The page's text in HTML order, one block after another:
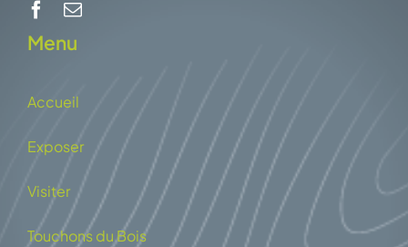
Menu
Accueil
Exposer
Visiter
Touchons du Bois